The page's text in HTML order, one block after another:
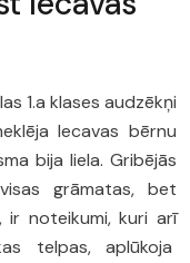
1.a klases audzēkņi
Iecavas bērnu
bija liela. Gribējās
grāmatas, bet
noteikumi, kuri arī
telpas, aplūkoja